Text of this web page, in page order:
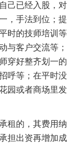
己已经入股，对
，手法到位；提
时的技师培训等
与客户交流等；
穿好整齐划一的
呼等；在平时没
园或者商场里发
租的，其费用纳
担出资再增加成